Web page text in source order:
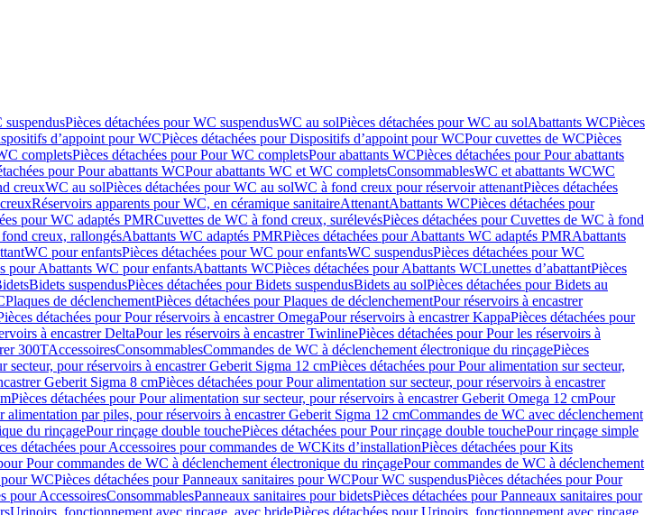
suspendusPièces détachées pour WC suspendusWC au solPièces détachées pour WC au solAbattants WCPièces
d’appoint pour WCPièces détachées pour Dispositifs d’appoint pour WCPour cuvettes de WCPièces
completsPièces détachées pour Pour WC completsPour abattants WCPièces détachées pour Pour abattants
pour Pour abattants WCPour abattants WC et WC completsConsommablesWC et abattants WCWC
creuxWC au solPièces détachées pour WC au solWC à fond creux pour réservoir attenantPièces détachées
Réservoirs apparents pour WC, en céramique sanitaireAttenantAbattants WCPièces détachées pour
pour WC adaptés PMRCuvettes de WC à fond creux, surélevésPièces détachées pour Cuvettes de WC à fond
creux, rallongésAbattants WC adaptés PMRPièces détachées pour Abattants WC adaptés PMRAbattants
WC pour enfantsPièces détachées pour WC pour enfantsWC suspendusPièces détachées pour WC
pour Abattants WC pour enfantsAbattants WCPièces détachées pour Abattants WCLunettes d’abattantPièces
Bidets suspendusPièces détachées pour Bidets suspendusBidets au solPièces détachées pour Bidets au
Plaques de déclenchementPièces détachées pour Plaques de déclenchementPour réservoirs à encastrer
détachées pour Pour réservoirs à encastrer OmegaPour réservoirs à encastrer KappaPièces détachées pour
à encastrer DeltaPour les réservoirs à encastrer TwinlinePièces détachées pour Pour les réservoirs à
300TAccessoiresConsommablesCommandes de WC à déclenchement électronique du rinçagePièces
secteur, pour réservoirs à encastrer Geberit Sigma 12 cmPièces détachées pour Pour alimentation sur secteur,
Geberit Sigma 8 cmPièces détachées pour Pour alimentation sur secteur, pour réservoirs à encastrer
Pièces détachées pour Pour alimentation sur secteur, pour réservoirs à encastrer Geberit Omega 12 cmPour
alimentation par piles, pour réservoirs à encastrer Geberit Sigma 12 cmCommandes de WC avec déclenchement
du rinçagePour rinçage double touchePièces détachées pour Pour rinçage double touchePour rinçage simple
détachées pour Accessoires pour commandes de WCKits d’installationPièces détachées pour Kits
Pour commandes de WC à déclenchement électronique du rinçagePour commandes de WC à déclenchement
WCPièces détachées pour Panneaux sanitaires pour WCPour WC suspendusPièces détachées pour Pour
pour AccessoiresConsommablesPanneaux sanitaires pour bidetsPièces détachées pour Panneaux sanitaires pour
Urinoirs, fonctionnement avec rinçage, avec bridePièces détachées pour Urinoirs, fonctionnement avec rinçage,